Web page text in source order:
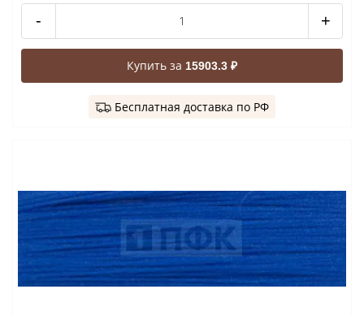
- +
Купить за 15903.3 ₽
Бесплатная доставка по РФ